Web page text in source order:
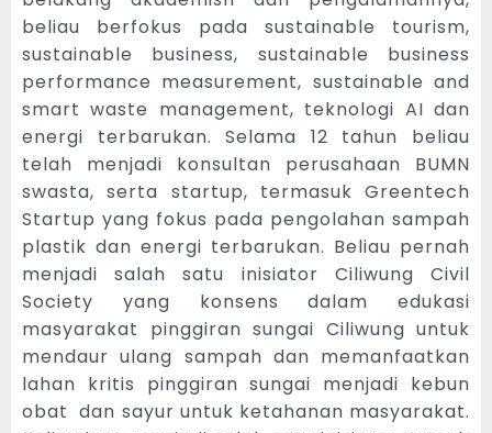
beliau berfokus pada sustainable tourism,
sustainable business, sustainable business
performance measurement, sustainable and
smart waste management, teknologi AI dan
energi terbarukan. Selama 12 tahun beliau
telah menjadi konsultan perusahaan BUMN
swasta, serta startup, termasuk Greentech
Startup yang fokus pada pengolahan sampah
plastik dan energi terbarukan. Beliau pernah
menjadi salah satu inisiator Ciliwung Civil
Society yang konsens dalam edukasi
masyarakat pinggiran sungai Ciliwung untuk
mendaur ulang sampah dan memanfaatkan
lahan kritis pinggiran sungai menjadi kebun
obat dan sayur untuk ketahanan masyarakat.